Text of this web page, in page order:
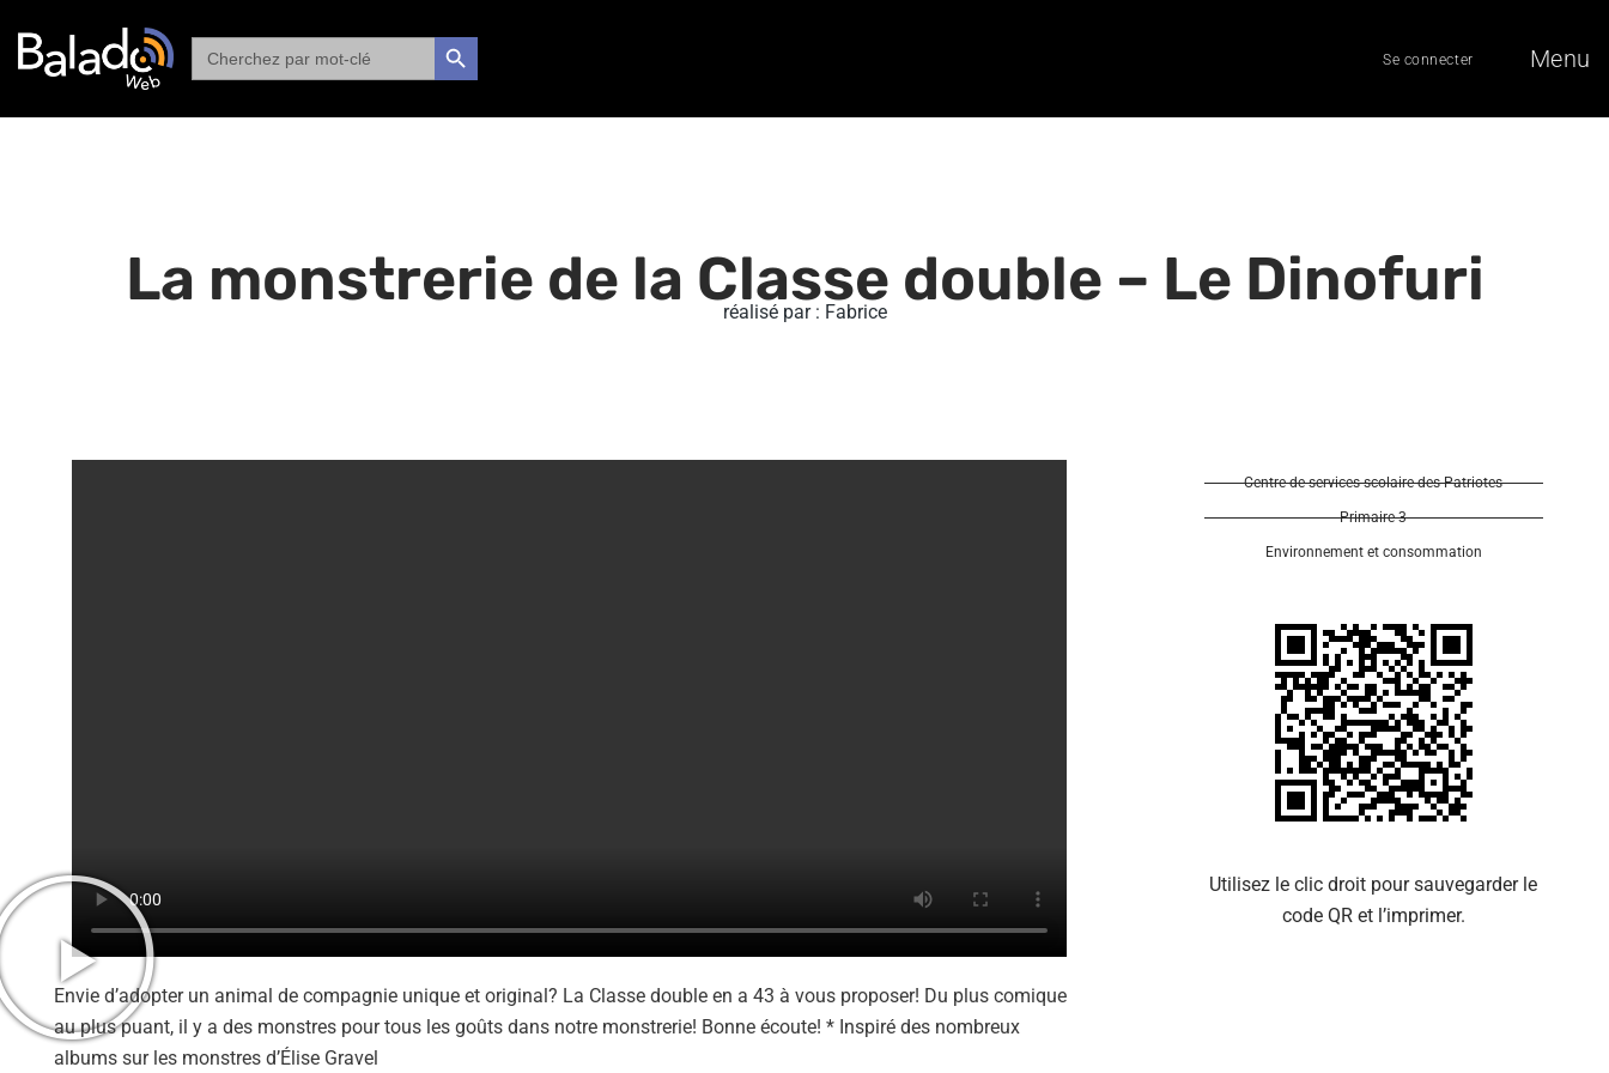
Search
for:
SEARCH BUTTON Se connecter Menu
La monstrerie de la Classe double – Le Dinofuri
réalisé par : Fabrice
Envie d’adopter un animal de compagnie unique et original? La Classe double en a 43 à vous proposer! Du plus comique
au plus puant, il y a des monstres pour tous les goûts dans notre monstrerie! Bonne écoute! * Inspiré des nombreux
albums sur les monstres d’Élise Gravel
Centre de services scolaire des Patriotes
Primaire 3
Environnement et consommation
Utilisez le clic droit pour sauvegarder le
code QR et l’imprimer.